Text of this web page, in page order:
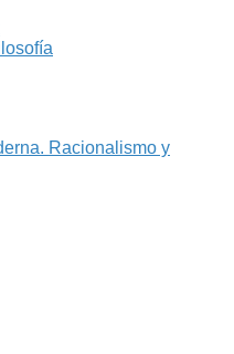
Racionalismo y